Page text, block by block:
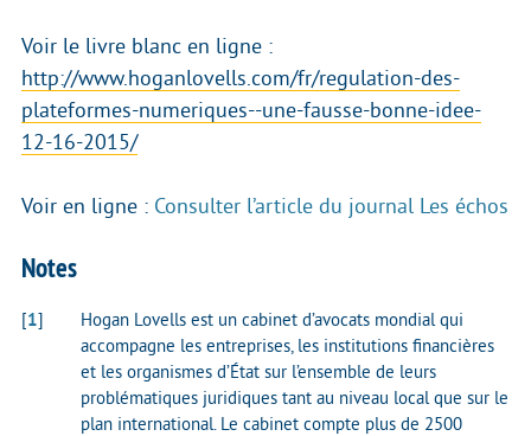
Voir le livre blanc en ligne :
http://www.hoganlovells.com/fr/regulation-des-
plateformes-numeriques--une-fausse-bonne-idee-
12-16-2015/
Voir en ligne : Consulter l’article du journal Les échos
Notes
[1]
Hogan Lovells est un cabinet d’avocats mondial qui
accompagne les entreprises, les institutions financières
et les organismes d’État sur l’ensemble de leurs
problématiques juridiques tant au niveau local que sur le
plan international. Le cabinet compte plus de 2500